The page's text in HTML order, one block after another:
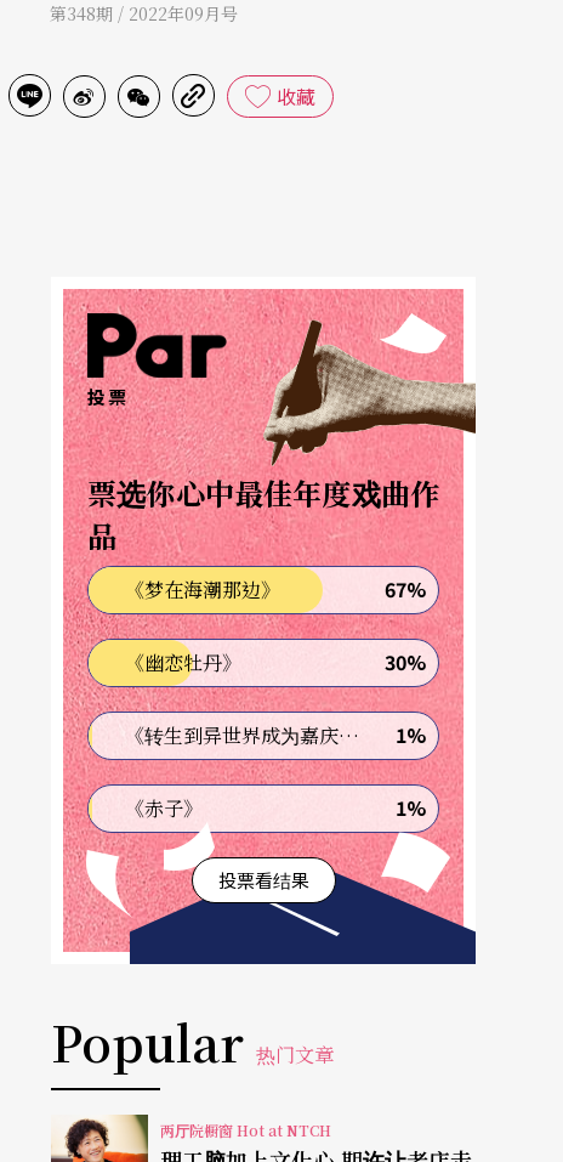
第348期 / 2022年09月号
收藏
投票
票选你心中最佳年度戏曲作
品
《梦在海潮那边》 67%
《幽恋牡丹》 30%
《转生到异世界成为嘉庆君—发现我的祖先是诈骗集团!?》 1%
《赤子》 1%
投票看结果
Popular 热门文章
两厅院橱窗 Hot at NTCH